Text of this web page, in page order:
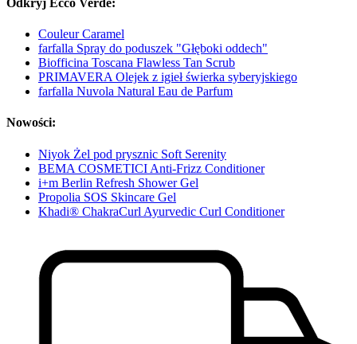
Couleur Caramel
farfalla Spray do poduszek "Głęboki oddech"
Biofficina Toscana Flawless Tan Scrub
PRIMAVERA Olejek z igieł świerka syberyjskiego
farfalla Nuvola Natural Eau de Parfum
Nowości:
Niyok Żel pod prysznic Soft Serenity
BEMA COSMETICI Anti-Frizz Conditioner
i+m Berlin Refresh Shower Gel
Propolia SOS Skincare Gel
Khadi® ChakraCurl Ayurvedic Curl Conditioner